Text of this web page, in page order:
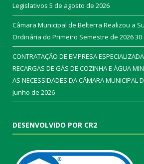
Legislativos 5 de agosto de 2026
Câmara Municipal de Belterra Realizou a
Ordinária do Primeiro Semestre de 202630
CONTRATAÇÃO DE EMPRESA
RECARGAS DE GÁS DE COZINHA E ÁGUA
AS NECESSIDADES DA CÂMARA MUNICIPAL
junho de 2026
DESENVOLVIDO POR CR2